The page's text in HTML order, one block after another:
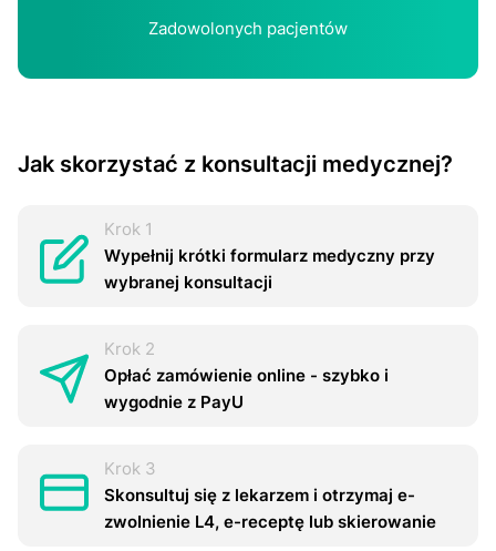
Zadowolonych pacjentów
Jak skorzystać z konsultacji medycznej?
Krok 1
Wypełnij krótki formularz medyczny przy
wybranej konsultacji
Krok 2
Opłać zamówienie online - szybko i
wygodnie z PayU
Krok 3
Skonsultuj się z lekarzem i otrzymaj e-
zwоInіenіе L4, e-rесерtę lub skierowanie